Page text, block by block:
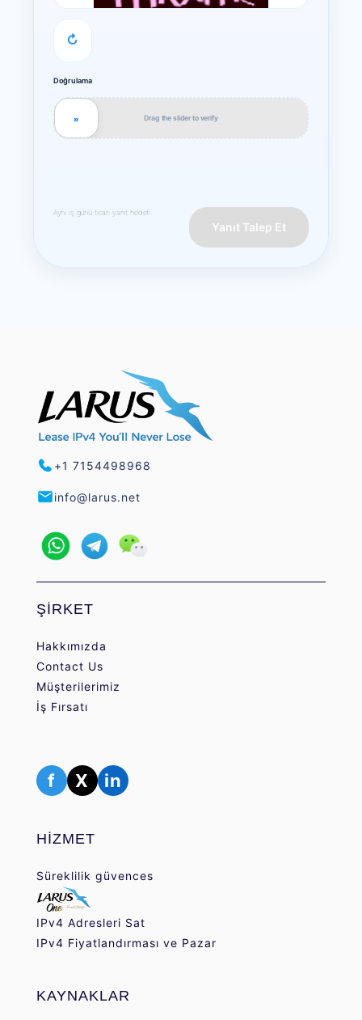
↻
Doğrulama
Drag the slider to verify
»
Aynı iş günü ticari yanıt hedefi.
Yanıt Talep Et
+1 7154498968
info@larus.net
ŞİRKET
Hakkımızda
Contact Us
Müşterilerimiz
İş Fırsatı
f X in
HİZMET
Süreklilik güvences
IPv4 Adresleri Sat
IPv4 Fiyatlandırması ve Pazar
KAYNAKLAR